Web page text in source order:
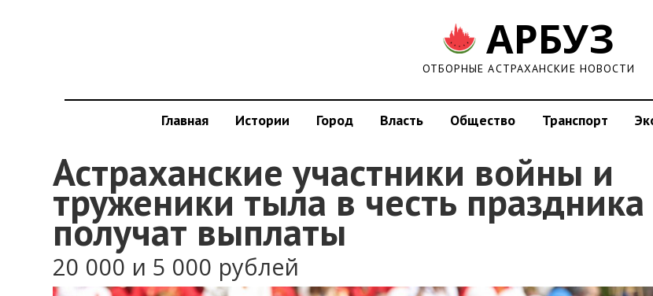
АРБУЗ
ОТБОРНЫЕ АСТРАХАНСКИЕ НОВОСТИ
Главная Истории Город Власть Общество Транспорт
Астраханские участники войны и
труженики тыла в честь праздника
получат выплаты
20 000 и 5 000 рублей